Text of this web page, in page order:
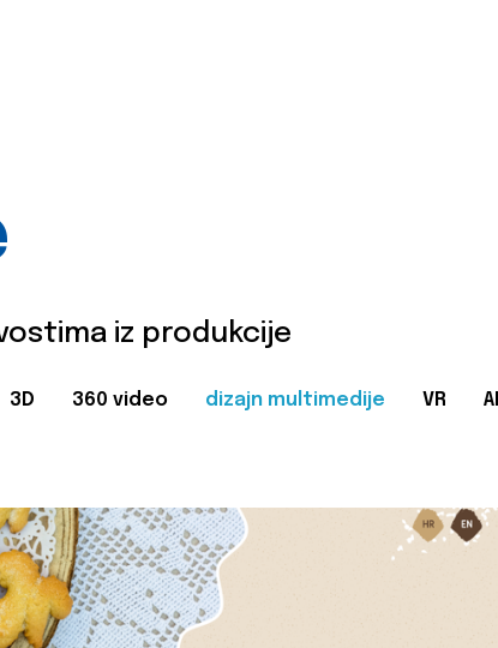
iz produkcije
3D 360 video dizajn multimedije VR